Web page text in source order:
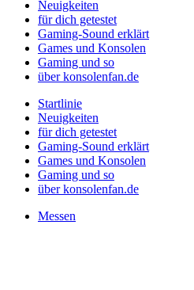
Neuigkeiten
für dich getestet
Gaming-Sound erklärt
Games und Konsolen
Gaming und so
über konsolenfan.de
Startlinie
Neuigkeiten
für dich getestet
Gaming-Sound erklärt
Games und Konsolen
Gaming und so
über konsolenfan.de
Messen